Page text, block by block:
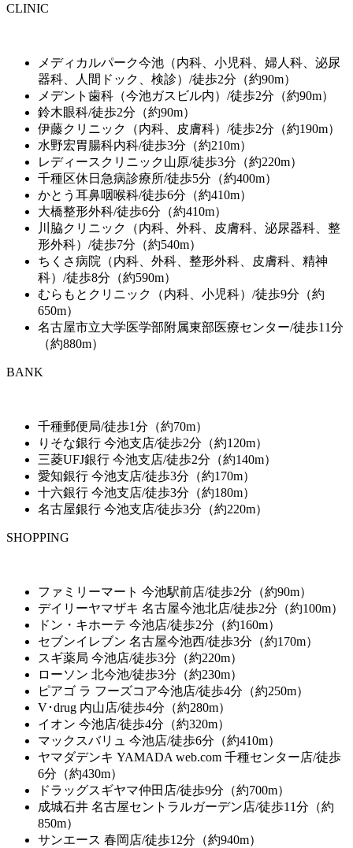
CLINIC
メディカルパーク今池（内科、小児科、婦人科、泌尿
器科、人間ドック、検診）/徒歩2分（約90m）
メデント歯科（今池ガスビル内）/徒歩2分（約90m）
鈴木眼科/徒歩2分（約90m）
伊藤クリニック（内科、皮膚科）/徒歩2分（約190m）
水野宏胃腸科内科/徒歩3分（約210m）
レディースクリニック山原/徒歩3分（約220m）
千種区休日急病診療所/徒歩5分（約400m）
かとう耳鼻咽喉科/徒歩6分（約410m）
大橋整形外科/徒歩6分（約410m）
川脇クリニック（内科、外科、皮膚科、泌尿器科、整
形外科）/徒歩7分（約540m）
ちくさ病院（内科、外科、整形外科、皮膚科、精神
科）/徒歩8分（約590m）
むらもとクリニック（内科、小児科）/徒歩9分（約
650m）
名古屋市立大学医学部附属東部医療センター/徒歩11分
（約880m）
BANK
千種郵便局/徒歩1分（約70m）
りそな銀行 今池支店/徒歩2分（約120m）
三菱UFJ銀行 今池支店/徒歩2分（約140m）
愛知銀行 今池支店/徒歩3分（約170m）
十六銀行 今池支店/徒歩3分（約180m）
名古屋銀行 今池支店/徒歩3分（約220m）
SHOPPING
ファミリーマート 今池駅前店/徒歩2分（約90m）
デイリーヤマザキ 名古屋今池北店/徒歩2分（約100m）
ドン・キホーテ 今池店/徒歩2分（約160m）
セブンイレブン 名古屋今池西/徒歩3分（約170m）
スギ薬局 今池店/徒歩3分（約220m）
ローソン 北今池/徒歩3分（約230m）
ピアゴ ラ フーズコア今池店/徒歩4分（約250m）
V･drug 内山店/徒歩4分（約280m）
イオン 今池店/徒歩4分（約320m）
マックスバリュ 今池店/徒歩6分（約410m）
ヤマダデンキ YAMADA web.com 千種センター店/徒歩
6分（約430m）
ドラッグスギヤマ仲田店/徒歩9分（約700m）
成城石井 名古屋セントラルガーデン店/徒歩11分（約
850m）
サンエース 春岡店/徒歩12分（約940m）